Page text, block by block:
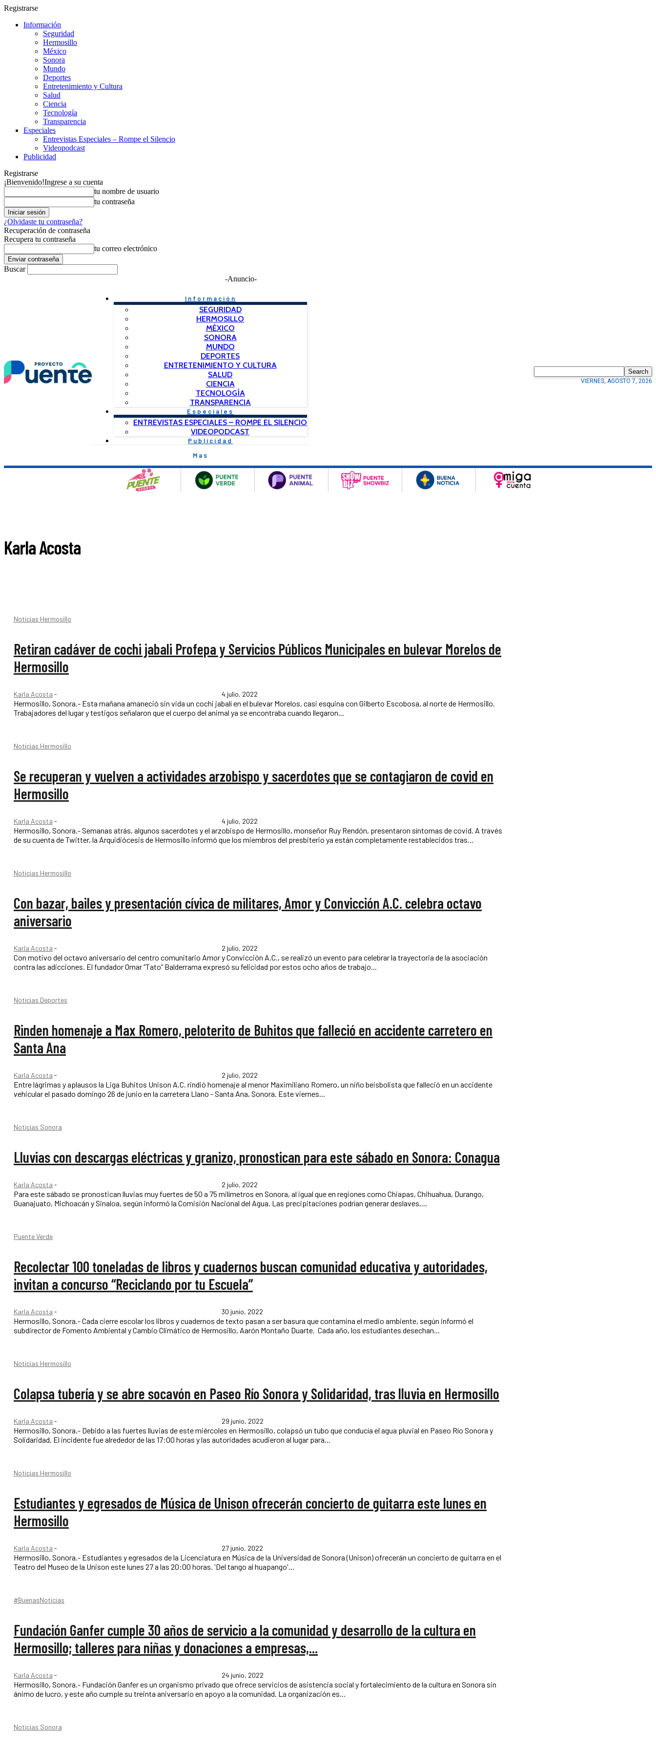
Registrarse
Información
Seguridad
Hermosillo
México
Sonora
Mundo
Deportes
Entretenimiento y Cultura
Salud
Ciencia
Tecnología
Transparencia
Especiales
Entrevistas Especiales – Rompe el Silencio
Videopodcast
Publicidad
Registrarse
¡Bienvenido!Ingrese a su cuenta
tu nombre de usuario
tu contraseña
¿Olvidaste tu contraseña?
Recuperación de contraseña
Recupera tu contraseña
tu correo electrónico
Buscar
-Anuncio-
Información
SEGURIDAD
HERMOSILLO
MÉXICO
SONORA
MUNDO
DEPORTES
ENTRETENIMIENTO Y CULTURA
SALUD
CIENCIA
TECNOLOGÍA
TRANSPARENCIA
Especiales
ENTREVISTAS ESPECIALES – ROMPE EL SILENCIO
VIDEOPODCAST
Publicidad
Mas
Search
VIERNES, AGOSTO 7, 2026
Karla Acosta
Noticias Hermosillo
Retiran cadáver de cochi jabali Profepa y Servicios Públicos Municipales en bulevar Morelos de
Hermosillo
Karla Acosta - 4 julio, 2022
Hermosillo, Sonora.- Esta mañana amaneció sin vida un cochi jabalí en el bulevar Morelos, casi esquina con Gilberto Escobosa, al norte de Hermosillo.
Trabajadores del lugar y testigos señalaron que el cuerpo del animal ya se encontraba cuando llegaron...
Noticias Hermosillo
Se recuperan y vuelven a actividades arzobispo y sacerdotes que se contagiaron de covid en
Hermosillo
Karla Acosta - 4 julio, 2022
Hermosillo, Sonora.- Semanas atrás, algunos sacerdotes y el arzobispo de Hermosillo, monseñor Ruy Rendón, presentaron síntomas de covid. A través
de su cuenta de Twitter, la Arquidiócesis de Hermosillo informó que los miembros del presbiterio ya están completamente restablecidos tras...
Noticias Hermosillo
Con bazar, bailes y presentación cívica de militares, Amor y Convicción A.C. celebra octavo
aniversario
Karla Acosta - 2 julio, 2022
Con motivo del octavo aniversario del centro comunitario Amor y Convicción A.C., se realizó un evento para celebrar la trayectoria de la asociación
contra las adicciones. El fundador Omar “Tato” Balderrama expresó su felicidad por estos ocho años de trabajo...
Noticias Deportes
Rinden homenaje a Max Romero, peloterito de Buhitos que falleció en accidente carretero en
Santa Ana
Karla Acosta - 2 julio, 2022
Entre lágrimas y aplausos la Liga Buhitos Unison A.C. rindió homenaje al menor Maximiliano Romero, un niño beisbolista que falleció en un accidente
vehicular el pasado domingo 26 de junio en la carretera Llano - Santa Ana, Sonora. Este viernes...
Noticias Sonora
Lluvias con descargas eléctricas y granizo, pronostican para este sábado en Sonora: Conagua
Karla Acosta - 2 julio, 2022
Para este sábado se pronostican lluvias muy fuertes de 50 a 75 milímetros en Sonora, al igual que en regiones como Chiapas, Chihuahua, Durango,
Guanajuato, Michoacán y Sinaloa, según informó la Comisión Nacional del Agua. Las precipitaciones podrían generar deslaves,...
Puente Verde
Recolectar 100 toneladas de libros y cuadernos buscan comunidad educativa y autoridades,
invitan a concurso “Reciclando por tu Escuela”
Karla Acosta - 30 junio, 2022
Hermosillo, Sonora.- Cada cierre escolar los libros y cuadernos de texto pasan a ser basura que contamina el medio ambiente, según informó el
subdirector de Fomento Ambiental y Cambio Climático de Hermosillo, Aarón Montaño Duarte. Cada año, los estudiantes desechan...
Noticias Hermosillo
Colapsa tubería y se abre socavón en Paseo Río Sonora y Solidaridad, tras lluvia en Hermosillo
Karla Acosta - 29 junio, 2022
Hermosillo, Sonora.- Debido a las fuertes lluvias de este miércoles en Hermosillo, colapsó un tubo que conducía el agua pluvial en Paseo Río Sonora y
Solidaridad. El incidente fue alrededor de las 17:00 horas y las autoridades acudieron al lugar para...
Noticias Hermosillo
Estudiantes y egresados de Música de Unison ofrecerán concierto de guitarra este lunes en
Hermosillo
Karla Acosta - 27 junio, 2022
Hermosillo, Sonora.- Estudiantes y egresados de la Licenciatura en Música de la Universidad de Sonora (Unison) ofrecerán un concierto de guitarra en el
Teatro del Museo de la Unison este lunes 27 a las 20:00 horas. 'Del tango al huapango'...
#BuenasNoticias
Fundación Ganfer cumple 30 años de servicio a la comunidad y desarrollo de la cultura en
Hermosillo; talleres para niñas y donaciones a empresas,...
Karla Acosta - 24 junio, 2022
Hermosillo, Sonora.- Fundación Ganfer es un organismo privado que ofrece servicios de asistencia social y fortalecimiento de la cultura en Sonora sin
ánimo de lucro, y este año cumple su treinta aniversario en apoyo a la comunidad. La organización es...
Noticias Sonora